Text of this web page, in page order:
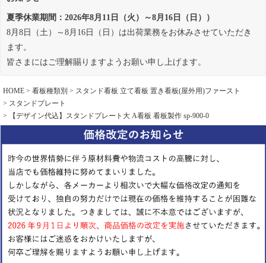
夏季休業期間：2026年8月11日（火）～8月16日（日））
8月8日（土）～8月16日（日）は出荷業務をお休みさせていただき
ます。
皆さまにはご理解賜りますようお願い申し上げます。
HOME 看板種類別
スタンド看板 立て看板 置き看板(屋外用)ファースト
スタンドプレート
【デザイン代込】スタンドプレート大 A看板 看板製作 sp-900-0